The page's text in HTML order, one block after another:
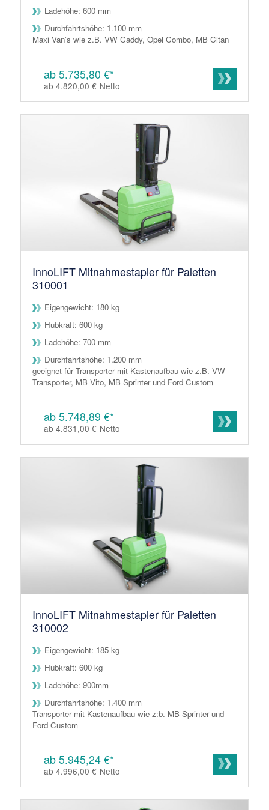
Ladehöhe: 600 mm
Durchfahrtshöhe: 1.100 mm
Maxi Van’s wie z.B. VW Caddy, Opel Combo, MB Citan
ab 5.735,80 €*
ab 4.820,00 € Netto
InnoLIFT Mitnahmestapler für Paletten
310001
Eigengewicht: 180 kg
Hubkraft: 600 kg
Ladehöhe: 700 mm
Durchfahrtshöhe: 1.200 mm
geeignet für Transporter mit Kastenaufbau wie z.B. VW
Transporter, MB Vito, MB Sprinter und Ford Custom
ab 5.748,89 €*
ab 4.831,00 € Netto
InnoLIFT Mitnahmestapler für Paletten
310002
Eigengewicht: 185 kg
Hubkraft: 600 kg
Ladehöhe: 900mm
Durchfahrtshöhe: 1.400 mm
Transporter mit Kastenaufbau wie z:b. MB Sprinter und
Ford Custom
ab 5.945,24 €*
ab 4.996,00 € Netto